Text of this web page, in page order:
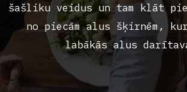
šašliku veidus un tam klāt
no piecām alus šķirnēm,
labākās alus